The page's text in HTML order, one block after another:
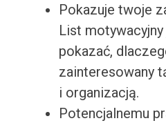
Pokazuje twoje
List
pokazać,
zainteresowany
i organizacją.
Potencjalnemu